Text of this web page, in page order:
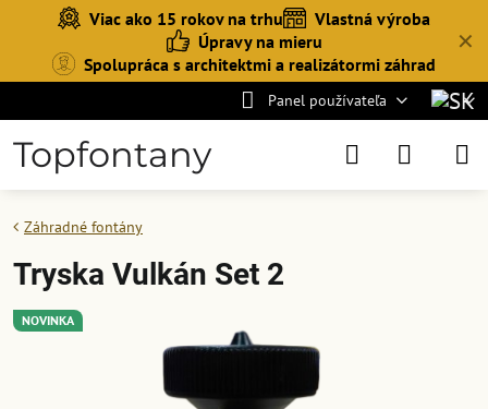
✕
Viac ako 15 rokov na trhu
Vlastná výroba
Úpravy na mieru
Spolupráca s architektmi a realizátormi záhrad
Panel používateľa
Topfontany
NOVINKA
Záhradné fontány
Tryska Vulkán Set 2